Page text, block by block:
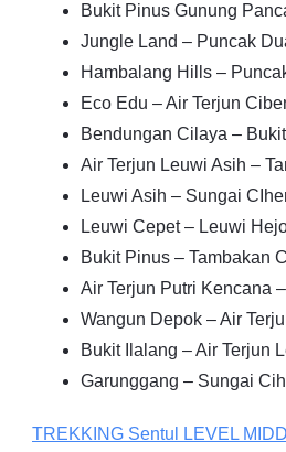
Bukit Pinus Gunung
Jungle Land – Puncak
Hambalang Hills –
Eco Edu – Air Terjun
Bendungan Cilaya –
Air Terjun Leuwi Asih –
Leuwi Asih – Sungai
Leuwi Cepet – Leuwi
Bukit Pinus – Tambakan
Air Terjun Putri Kencana
Wangun Depok – Air
Bukit Ilalang – Air Terjun
Garunggang – Sungai
TREKKING Sentul LEVEL